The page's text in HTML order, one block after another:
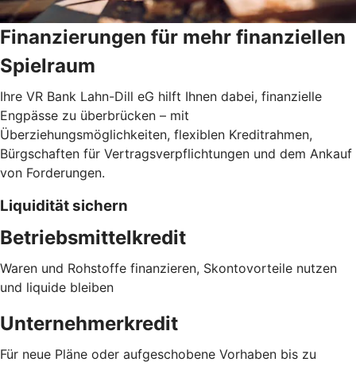
Finanzierungen für mehr finanziellen
Spielraum
Ihre VR Bank Lahn-Dill eG hilft Ihnen dabei, finanzielle
Engpässe zu überbrücken – mit
Überziehungsmöglichkeiten, flexiblen Kreditrahmen,
Bürgschaften für Vertragsverpflichtungen und dem Ankauf
von Forderungen.
Liquidität sichern
Betriebsmittelkredit
Waren und Rohstoffe finanzieren, Skontovorteile nutzen
und liquide bleiben
Unternehmerkredit
Für neue Pläne oder aufgeschobene Vorhaben bis zu